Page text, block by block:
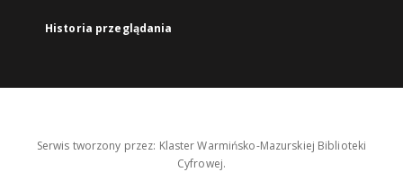
Historia przeglądania
Serwis tworzony przez: Klaster Warmińsko-Mazurskiej Biblioteki
Cyfrowej.